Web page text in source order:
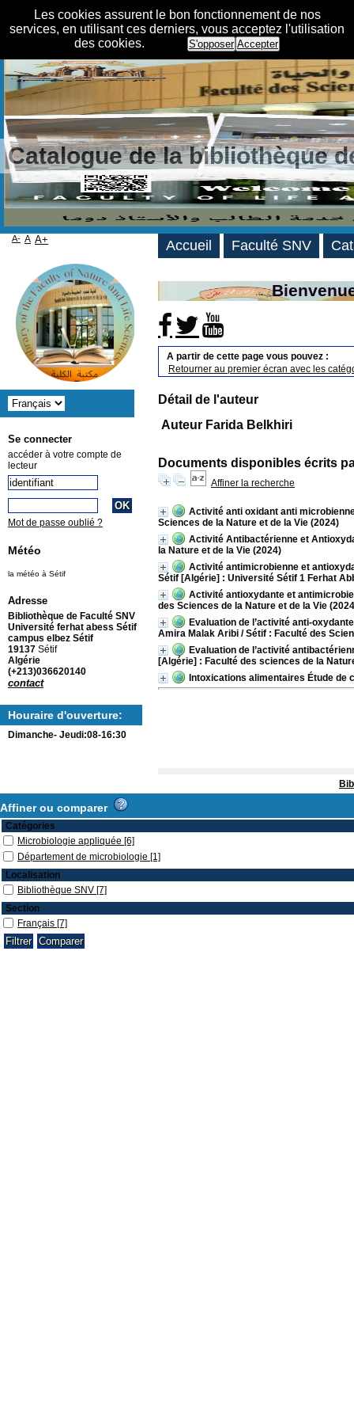
Les cookies assurent le bon fonctionnement de nos
services, en utilisant ces derniers, vous acceptez l'utilisation
des cookies.
S'opposer Accepter
Catalogue de la bibliothèque
A partir de cette page vous pouvez :
Retourner au premier écran avec les
Détail de l'auteur
Auteur Farida Belkhiri
Documents disponibles écrits
Affiner la recherche
Activité anti oxidant anti
Sciences de la Nature et de la Vie (2024)
Activité Antibactérienne et
la Nature et de la Vie (2024)
Activité antimicrobienne et
Sétif [Algérie] : Université Sétif 1 Ferhat
Activité antioxydante et
des Sciences de la Nature et de la Vie
Evaluation de l’activité anti-
Amira Malak Aribi / Sétif : Faculté des
Evaluation de l’activité
[Algérie] : Faculté des sciences de la
Intoxications alimentaires Étude de
Accueil Faculté SNV
A- A A+
Se connecter
accéder à votre compte de
lecteur
Mot de passe oublié ?
Météo
la météo à Sétif
Adresse
Bibliothèque de Faculté SNV
Université ferhat abess Sétif
campus elbez Sétif
19137 Sétif
Algérie
(+213)036620140
contact
Houraire d'ouverture:
Dimanche- Jeudi:08-16:30
Affiner ou comparer
Catégories
Microbiologie appliquée [6]
Département de microbiologie [1]
Localisation
Bibliothèque SNV [7]
Section
Français [7]